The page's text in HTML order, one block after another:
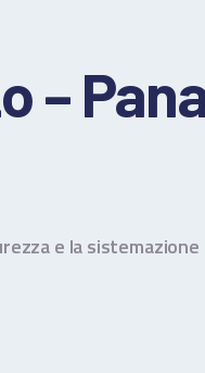
–
e la